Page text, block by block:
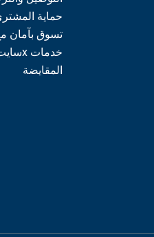
حماية
تسوق بآمان
خدمات xسايت للشركات
المقايضة